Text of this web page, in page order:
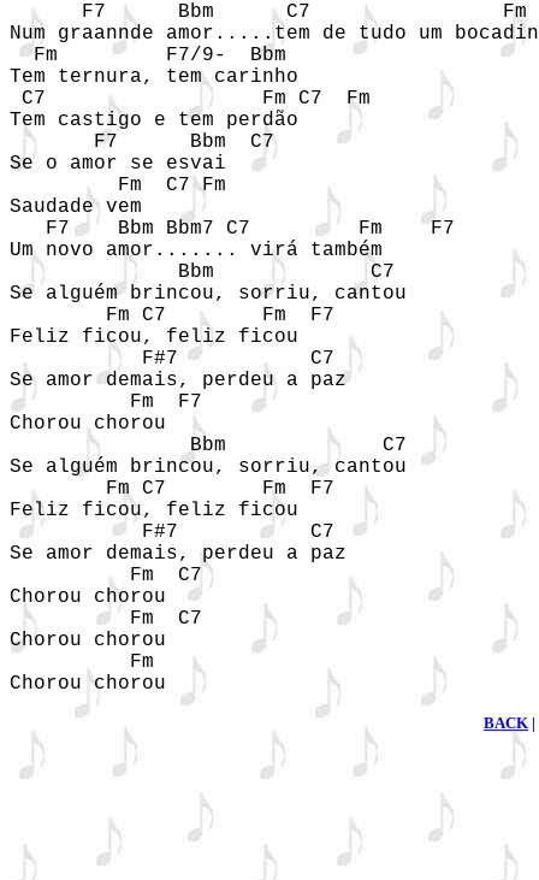
F7      Bbm      C7                Fm
Num graannde amor.....tem de tudo um
  Fm         F7/9-  Bbm
Tem ternura, tem carinho
C7                  Fm C7  Fm
Tem castigo e tem perdão
       F7      Bbm  C7
Se o amor se esvai
         Fm  C7 Fm
Saudade vem
   F7    Bbm Bbm7 C7         Fm    F7
Um novo amor....... virá também
              Bbm             C7
Se alguém brincou, sorriu, cantou
        Fm C7        Fm  F7
Feliz ficou, feliz ficou
           F#7           C7
Se amor demais, perdeu a paz
          Fm  F7
Chorou chorou
               Bbm             C7
Se alguém brincou, sorriu, cantou
        Fm C7        Fm  F7
Feliz ficou, feliz ficou
           F#7           C7
Se amor demais, perdeu a paz
          Fm  C7
Chorou chorou
          Fm  C7
Chorou chorou
          Fm
Chorou chorou
BACK |